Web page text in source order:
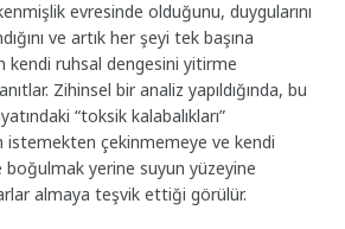
evresinde olduğunu, duygularını
ve artık her şeyi tek başına
kendi ruhsal dengesini yitirme
Zihinsel bir analiz yapıldığında, bu
“toksik kalabalıkları”
istemekten çekinmemeye ve kendi
boğulmak yerine suyun yüzeyine
almaya teşvik ettiği görülür.